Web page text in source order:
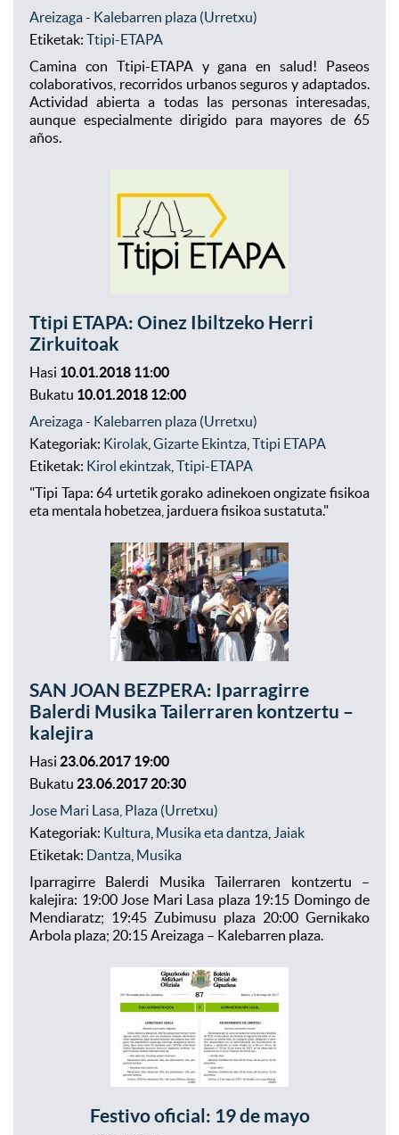
Areizaga - Kalebarren plaza (Urretxu)
Etiketak: Ttipi-ETAPA
Camina con Ttipi-ETAPA y gana en salud! Paseos
colaborativos, recorridos urbanos seguros y adaptados.
Actividad abierta a todas las personas interesadas,
aunque especialmente dirigido para mayores de 65
años.
Ttipi ETAPA: Oinez Ibiltzeko Herri
Zirkuitoak
Hasi 10.01.2018 11:00
Bukatu 10.01.2018 12:00
Areizaga - Kalebarren plaza (Urretxu)
Kategoriak: Kirolak Gizarte Ekintza Ttipi ETAPA
Etiketak: Kirol ekintzak Ttipi-ETAPA
"Tipi Tapa: 64 urtetik gorako adinekoen ongizate fisikoa
eta mentala hobetzea, jarduera fisikoa sustatuta."
SAN JOAN BEZPERA: Iparragirre
Balerdi Musika Tailerraren kontzertu –
kalejira
Hasi 23.06.2017 19:00
Bukatu 23.06.2017 20:30
Jose Mari Lasa, Plaza (Urretxu)
Kategoriak: Kultura Musika eta dantza Jaiak
Etiketak: Dantza Musika
Iparragirre Balerdi Musika Tailerraren kontzertu –
kalejira: 19:00 Jose Mari Lasa plaza 19:15 Domingo de
Mendiaratz; 19:45 Zubimusu plaza 20:00 Gernikako
Arbola plaza; 20:15 Areizaga – Kalebarren plaza.
Festivo oficial: 19 de mayo